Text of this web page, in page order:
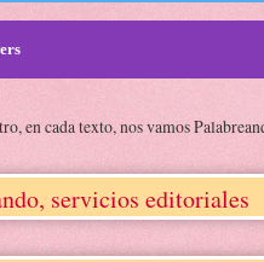
en cada texto, nos vamos
servicios editoriales